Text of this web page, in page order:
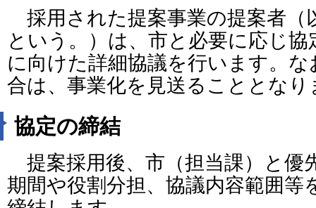
採用された提案事業の提案者（
という。）は、市と必要に応じ
に向けた詳細協議を行います。
合は、事業化を見送ることとなり
協定の締結
提案採用後、市（担当課）と優
期間や役割分担、協議内容範囲等